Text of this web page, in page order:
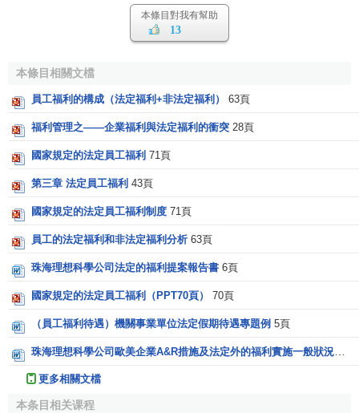
的一種社會保險制度。醫療保險具有與勞動者
的關係最為密切、和其他人身保險相互交織、存在獨特的第
4.工傷保險
工傷保險又稱職業傷害保險或傷害賠償保險，是指依法
為在生產工作中遭受事故傷害和患職業性疾病的勞動者及其
親屬提供醫療救治、生活保障、
等物質幫助的一種社會保險制度。我國現行的
例》從2004年1月1日開始執行。
繳費的原則。
生育保險
是指婦女勞動者因懷孕、分娩而暫時中斷勞動
時，獲得生活保障和物質幫助的一種社會保險制度。實行生
育保險制度，對於保證生育女職工和嬰兒的身體健康，促進
優生優育；實行生育保險是對婦女生育價值的認可；真正實
本條目對我有幫助
13
本條目相關文檔
員工福利的構成（法定福利+非法定福利） 63頁
福利管理之——企業福利與法定福利的衝突 28頁
國家規定的法定員工福利 71頁
第三章 法定員工福利 43頁
國家規定的法定員工福利制度 71頁
員工的法定福利和非法定福利分析 63頁
珠海理想科學公司法定的福利提案報告書 6頁
國家規定的法定員工福利（PPT70頁） 70頁
（員工福利待遇）機關事業單位法定假期待遇專題例 5頁
珠海理想科學公司歐美企業A&R措施及法定外的福利實施一般狀況報告書
更多相關文檔
本条目相关课程